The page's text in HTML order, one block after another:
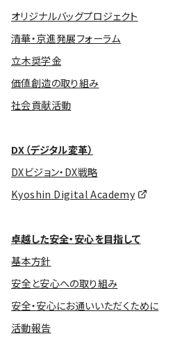
オリジナルバッグプロジェクト
清華・京進発展フォーラム
立木奨学金
価値創造の取り組み
社会貢献活動
DX（デジタル変革）
DXビジョン・DX戦略
Kyoshin Digital Academy
卓越した安全・安心を目指して
基本方針
安全と安心への取り組み
安全・安心にお通いいただくために
活動報告